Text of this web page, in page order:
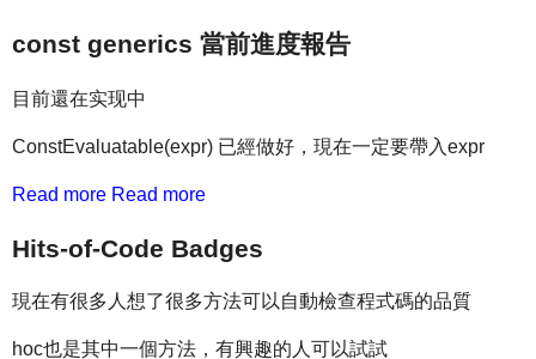
const generics 當前進度報告
目前還在实现中
ConstEvaluatable(expr) 已經做好，現在一定要帶入expr
Read more Read more
Hits-of-Code Badges
現在有很多人想了很多方法可以自動檢查程式碼的品質
hoc也是其中一個方法，有興趣的人可以試試